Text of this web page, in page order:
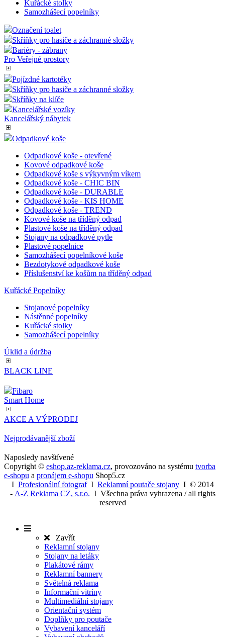
Řečnický pult
Plastové popelnice
Kuřácké Popelníky
Stojanové popelníky
Nástěnné popelníky
Samozhášecí popelníky
Označení toalet
Skříňky pro hasiče a záchranné složky
Bariéry - zábrany
Pro Veřejné prostory
Skříňky pro hasiče a záchranné složky
Skříňky na klíče
Kancelářské vozíky
Kancelářský nábytek
Odpadkové koše
Odpadkové koše - otevřené
Kovové odpadkové koše
Odpadkové koše s výkyvným víkem
Odpadkové koše - CHIC BIN
Odpadkové koše - DURABLE
Odpadkové koše - KIS HOME
Odpadkové koše - TREND
Kovové koše na tříděný odpad
Plastové koše na tříděný odpad
Stojany na odpadkové pytle
Plastové popelnice
Samozhášecí popelníkové koše
Bezdotykové odpadkové koše
Příslušenství ke košům na tříděný odpad
Kuřácké Popelníky
Stojanové popelníky
Kuřácké stolky
Samozhášecí popelníky
Úklid a údržba
BLACK LINE
Fibaro
Smart Home
AKCE A VÝPRODEJ
Naposledy navštívené
Copyright ©eshop.az-reklama.cz
pronájem e-shopu
Profesionální fotografIReklamní poutače stojany
A-Z Reklama CZ, s.r.o.I Všechna práva vyhrazena / all rights
Zavřít
Reklamní stojany
Stojany na letáky
Plakátové rámy